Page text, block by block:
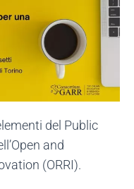
del Public
and
(ORRI).